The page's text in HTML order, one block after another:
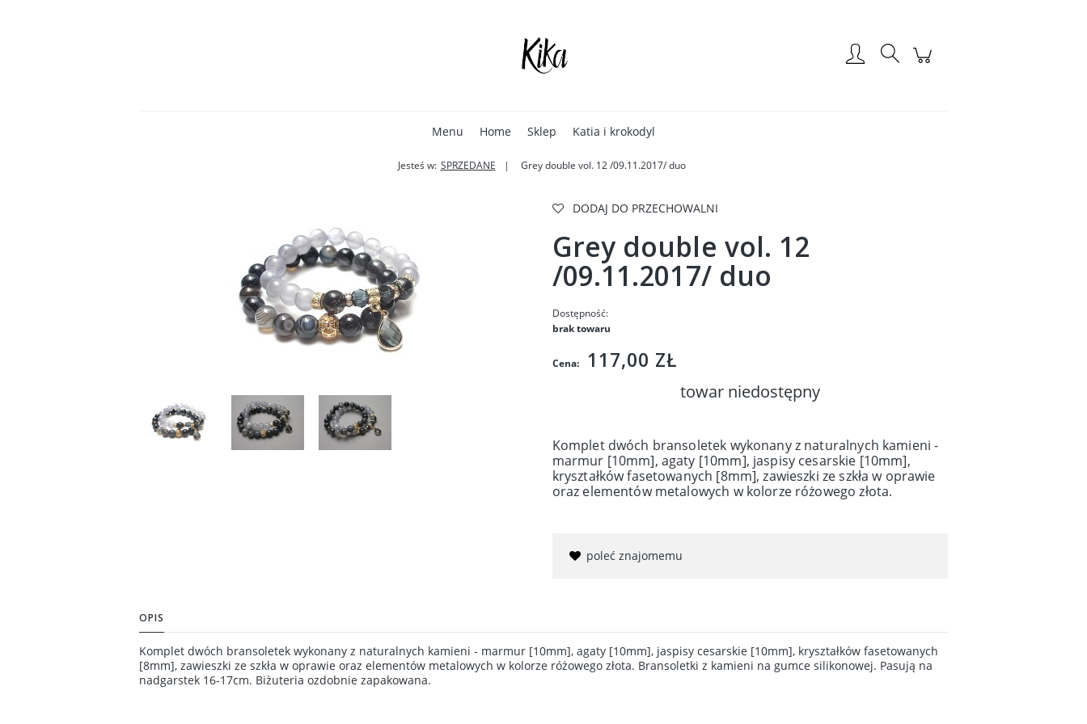
Menu Home Sklep Katia i krokodyl
Jesteś w: SPRZEDANE Grey double vol. 12 /09.11.2017/ duo
DODAJ DO PRZECHOWALNI
Grey double vol. 12
/09.11.2017/ duo
Dostępność:
brak towaru
Cena: 117,00 ZŁ
towar niedostępny
Komplet dwóch bransoletek wykonany z naturalnych kamieni -
marmur [10mm], agaty [10mm], jaspisy cesarskie [10mm],
kryształków fasetowanych [8mm], zawieszki ze szkła w oprawie
oraz elementów metalowych w kolorze różowego złota.
poleć znajomemu
OPIS
Komplet dwóch bransoletek wykonany z naturalnych kamieni - marmur [10mm], agaty [10mm], jaspisy cesarskie [10mm], kryształków fasetowanych
[8mm], zawieszki ze szkła w oprawie oraz elementów metalowych w kolorze różowego złota. Bransoletki z kamieni na gumce silikonowej. Pasują na
nadgarstek 16-17cm. Biżuteria ozdobnie zapakowana.